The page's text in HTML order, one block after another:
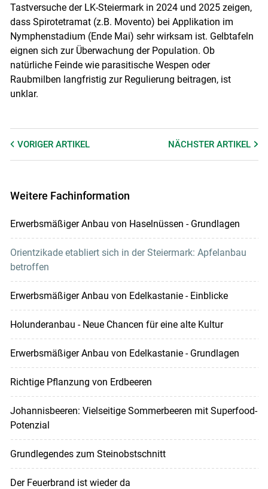
Tastversuche der LK-Steiermark in 2024 und 2025 zeigen,
dass Spirotetramat (z.B. Movento) bei Applikation im
Nymphenstadium (Ende Mai) sehr wirksam ist. Gelbtafeln
eignen sich zur Überwachung der Population. Ob
natürliche Feinde wie parasitische Wespen oder
Raubmilben langfristig zur Regulierung beitragen, ist
unklar.
VORIGER ARTIKEL NÄCHSTERARTIKEL
Weitere Fachinformation
Erwerbsmäßiger Anbau von Haselnüssen - Grundlagen
Orientzikade etabliert sich in der Steiermark: Apfelanbau
betroffen
Erwerbsmäßiger Anbau von Edelkastanie - Einblicke
Holunderanbau - Neue Chancen für eine alte Kultur
Erwerbsmäßiger Anbau von Edelkastanie - Grundlagen
Richtige Pflanzung von Erdbeeren
Johannisbeeren: Vielseitige Sommerbeeren mit Superfood-
Potenzial
Grundlegendes zum Steinobstschnitt
Der Feuerbrand ist wieder da